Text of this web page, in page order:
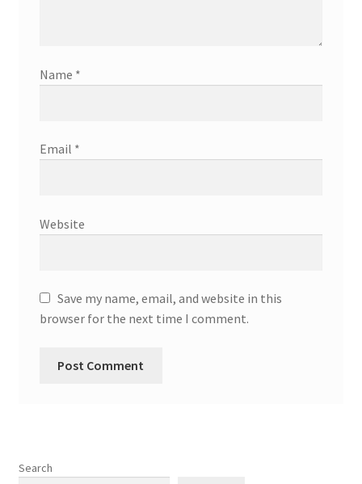
Name *
Email *
Website
Save my name, email, and website in this
browser for the next time I comment.
Search